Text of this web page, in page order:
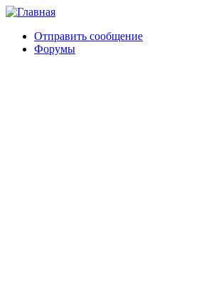
Отправить сообщение
Форумы